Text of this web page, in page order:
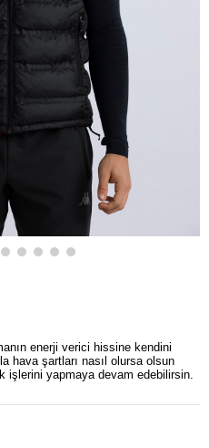
enerji verici hissine kendini
hava şartları nasıl olursa olsun
işlerini yapmaya devam edebilirsin.